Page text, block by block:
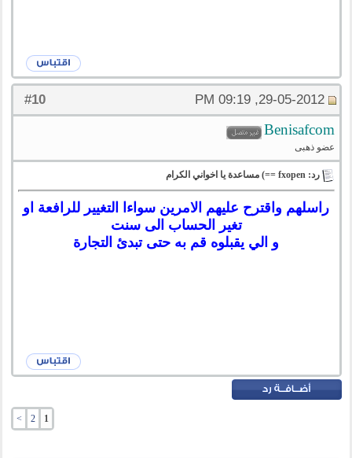
#
10 29-05-2012, 09:19 PM
Benisafcom
عضو ذهبى
رد: fxopen ==) مساعدة يا اخواني الكرام
راسلهم واقترح عليهم الامرين سواءا التغيير للرافعة او
تغير الحساب الى سنت
و الي يقبلوه قم به حتى تبدئ التجارة
1
2
>